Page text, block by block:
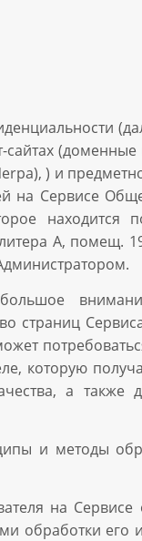
сайтах
) и
на Сервисе
находится
А, помещ.
страниц
которую
а также
и методы
на
обработки его